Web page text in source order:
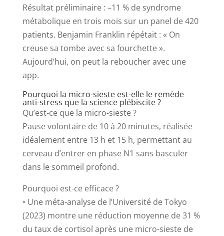
Résultat préliminaire : –11 % de syndrome
métabolique en trois mois sur un panel de 420
patients. Benjamin Franklin répétait : « On
creuse sa tombe avec sa fourchette ».
Aujourd’hui, on peut la reboucher avec une
app.
Pourquoi la micro-sieste est-elle le remède
anti-stress que la science plébiscite ?
Qu’est-ce que la micro-sieste ?
Pause volontaire de 10 à 20 minutes, réalisée
idéalement entre 13 h et 15 h, permettant au
cerveau d’entrer en phase N1 sans basculer
dans le sommeil profond.
Pourquoi est-ce efficace ?
• Une méta-analyse de l’Université de Tokyo
(2023) montre une réduction moyenne de 31 %
du taux de cortisol après une micro-sieste de